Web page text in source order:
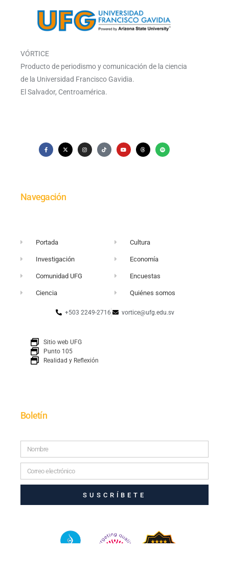
VÓRTICE
Producto de periodismo y comunicación de la ciencia
de la Universidad Francisco Gavidia.
El Salvador, Centroamérica.
Navegación
Portada
Investigación
Comunidad UFG
Ciencia
Cultura
Economía
Encuestas
Quiénes somos
+503 2249-2716 vortice@ufg.edu.sv
Sitio web UFG
Punto 105
Realidad y Reflexión
Boletín
SUSCRÍBETE